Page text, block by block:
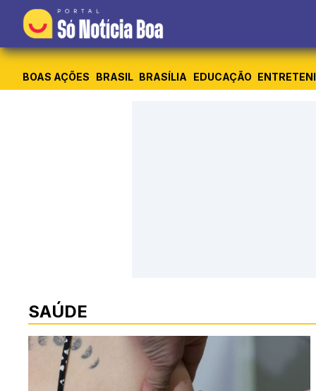
BOAS AÇÕES BRASIL BRASÍLIA EDUCAÇÃO
SAÚDE